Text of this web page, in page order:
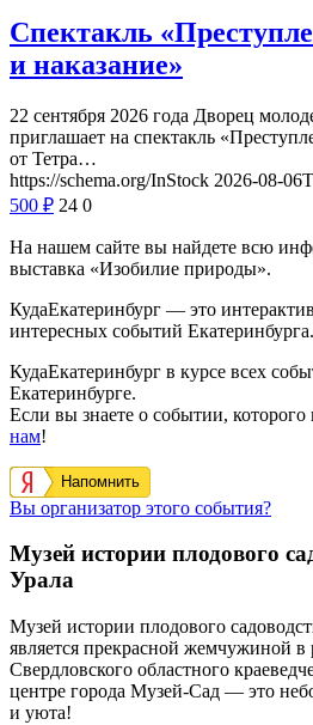
Спектакль
и наказание»
22 сентября 2026 года Дворец
приглашает на спектакль
от Тетра…
https://schema.org/InStock 2026-08-
500 ₽ 24 0
На нашем сайте вы найдете всю
выставка «Изобилие природы».
КудаЕкатеринбург — это
интересных событий Екатеринбурга.
КудаЕкатеринбург в курсе всех
Екатеринбурге.
Если вы знаете о событии, которого
нам!
Напомнить
Вы организатор этого события?
Музей истории плодового
Урала
Музей истории плодового
является прекрасной жемчужиной в
Свердловского областного
центре города Музей-Сад — это
и уюта!